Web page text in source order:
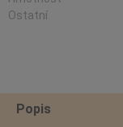
Ostatní
Popis